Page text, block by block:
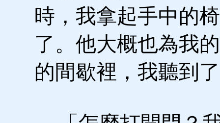
時，我拿起手中的
了。他大概也為我
的間歇裡，我聽到